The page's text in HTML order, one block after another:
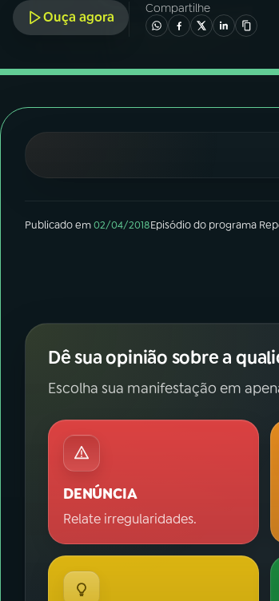
06VIDEOCASTS
07ÚLTIMAS
ACOMPANHE A RÁDIO NACIONAL
Ouça agora
Compartilhe
Publicado em02/04/2018Episódiodo programa
Dê sua opinião sobre a
Escolha sua manifestação em
DENÚNCIA
Relate irregularidades.